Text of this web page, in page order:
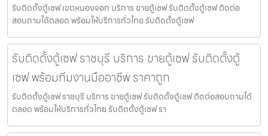
รับติดตั้งตู้เซฟ เขตหนองจอก บริการ ขายตู้เซฟ รับติดตั้งตู้เซฟ ติดต่อ
สอบถามได้ตลอด พร้อมให้บริการทั่วไทย รับติดตั้งตู้เซฟ
รับติดตั้งตู้เซฟ ราชบุรี บริการ ขายตู้เซฟ รับติดตั้งตู้
เซฟ พร้อมทีมงานมืออาชีพ ราคาถูก
รับติดตั้งตู้เซฟ ราชบุรี บริการ ขายตู้เซฟ รับติดตั้งตู้เซฟ ติดต่อสอบถามได้
ตลอด พร้อมให้บริการทั่วไทย รับติดตั้งตู้เซฟ รา